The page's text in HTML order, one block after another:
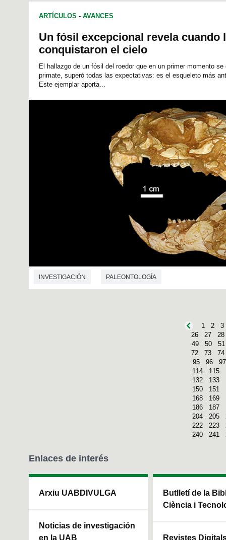
ARTÍCULOS - AVANCES
Un fósil excepcional revela cuando
conquistaron el cielo
El hallazgo de un fósil del roedor que en un primer momento
primate, superó todas las expectativas: es el esqueleto más
Este ejemplar aporta...
INVESTIGACIÓN PALEONTOLOGÍA
1 2
3
26
27
28
49
50
51
72
73
74
95
96
97
114
115
132
133
150
151
168
169
186
187
204
205
222
223
240
241
Enlaces de interés
Arxiu UABDIVULGA
Noticias de investigación
en la UAB
Butlletí de la
Ciència i
Revistes